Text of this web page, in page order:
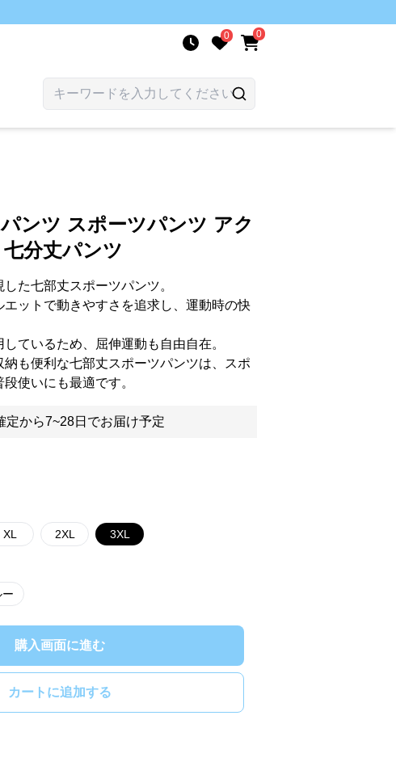
0 0
ンツ スポーツパンツ アク
分丈パンツ
た七部丈スポーツパンツ。
ットで動きやすさを追求し、運動時の快
ているため、屈伸運動も自由自在。
も便利な七部丈スポーツパンツは、スポ
使いにも最適です。
定から7~28日でお届け予定
XL 2XL 3XL
購入画面に進む
カートに追加する